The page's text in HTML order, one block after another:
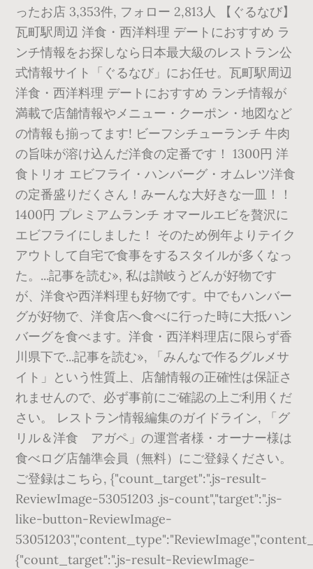
ったお店 3,353件, フォロー 2,813人 【ぐるなび】
瓦町駅周辺 洋食・西洋料理 デートにおすすめ ラ
ンチ情報をお探しなら日本最大級のレストラン公
式情報サイト「ぐるなび」にお任せ。瓦町駅周辺
洋食・西洋料理 デートにおすすめ ランチ情報が
満載で店舗情報やメニュー・クーポン・地図など
の情報も揃ってます! ビーフシチューランチ 牛肉
の旨味が溶け込んだ洋食の定番です！ 1300円 洋
食トリオ エビフライ・ハンバーグ・オムレツ洋食
の定番盛りだくさん！みーんな大好きな一皿！！
1400円 プレミアムランチ オマールエビを贅沢に
エビフライにしました！ そのため例年よりテイク
アウトして自宅で食事をするスタイルが多くなっ
た。...記事を読む», 私は讃岐うどんが好物です
が、洋食や西洋料理も好物です。中でもハンバー
グが好物で、洋食店へ食べに行った時に大抵ハン
バーグを食べます。洋食・西洋料理店に限らず香
川県下で...記事を読む», 「みんなで作るグルメサ
イト」という性質上、店舗情報の正確性は保証さ
れませんので、必ず事前にご確認の上ご利用くだ
さい。 レストラン情報編集のガイドライン, 「グ
リル＆洋食 アガペ」の運営者様・オーナー様は
食べログ店舗準会員（無料）にご登録ください。
ご登録はこちら, {"count_target":".js-result-
ReviewImage-53051203 .js-count","target":".js-
like-button-ReviewImage-
{"count_target":".js-result-ReviewImage-